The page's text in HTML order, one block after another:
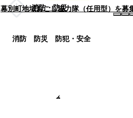
消防・防災
消防 防災 防犯・安全
町政情報
幕別町地域おこし協力隊（任用型）を募